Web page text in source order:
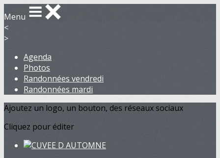
Menu
<
>
Agenda
Photos
Randonnées vendredi
Randonnées mardi
Ajoutez un logo, un bouton, des réseaux sociaux
Cliquez pour éditer